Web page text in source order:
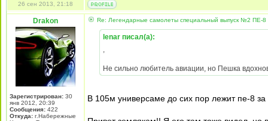
26 сен 2013, 21:18
Drakon
Зарегистрирован: 30
янв 2012, 20:39
Сообщения: 422
Откуда: г.Набережные
Re: Легендарные самолеты специальный выпуск №2 ПЕ-
lenar писал(а):
,
Не сильно любитель авиации, но Пешка
В 105м универсаме до сих пор лежит пе-8